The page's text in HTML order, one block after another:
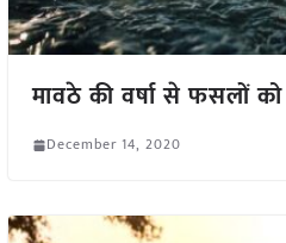
मावठे की वर्षा से फसलों
December 14, 2020